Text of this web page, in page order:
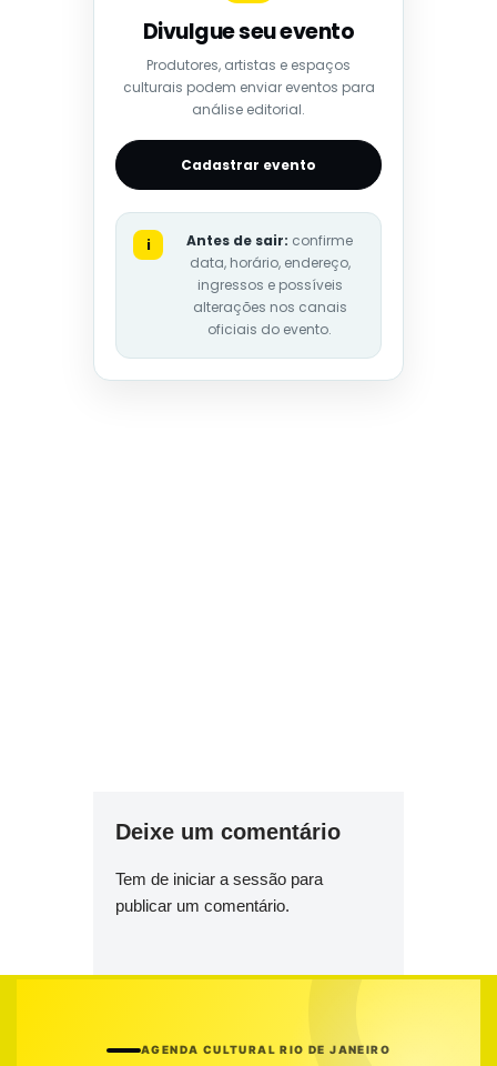
Divulgue seu evento
Produtores, artistas e espaços
culturais podem enviar eventos para
análise editorial.
Cadastrar evento
i Antes de sair: confirme
data, horário, endereço,
ingressos e possíveis
alterações nos canais
oficiais do evento.
Deixe um comentário
Tem de iniciar a sessão para
publicar um comentário.
AGENDA CULTURAL RIO DE JANEIRO